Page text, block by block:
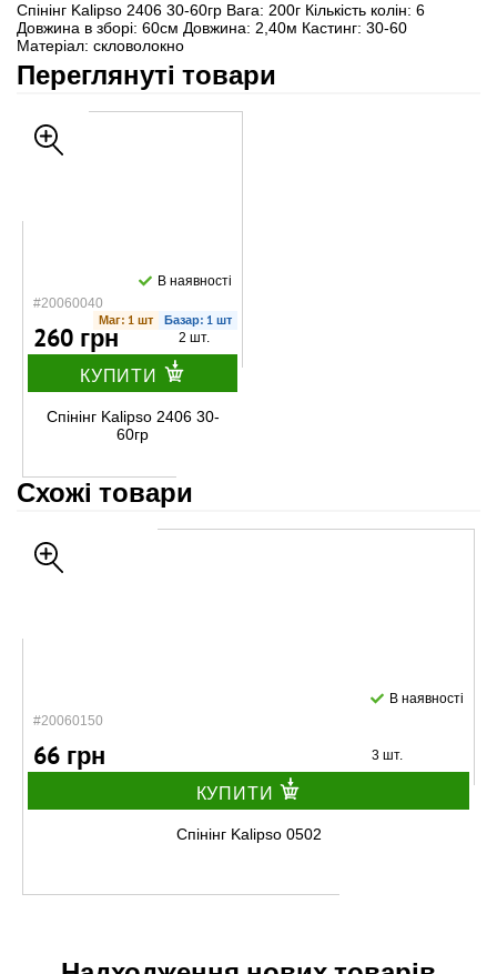
Спінінг Kalipso 2406 30-60гр Вага: 200г Кількість колін: 6
Довжина в зборі: 60см Довжина: 2,40м Кастинг: 30-60
Матеріал: скловолокно
Переглянуті товари
#20060040
В наявності
Маг: 1 шт Базар: 1 шт
260 грн 2 шт.
КУПИТИ
Спінінг Kalipso 2406 30-
60гр
Схожі товари
#20060150
В наявності
66 грн 3 шт.
КУПИТИ
Спінінг Kalipso 0502